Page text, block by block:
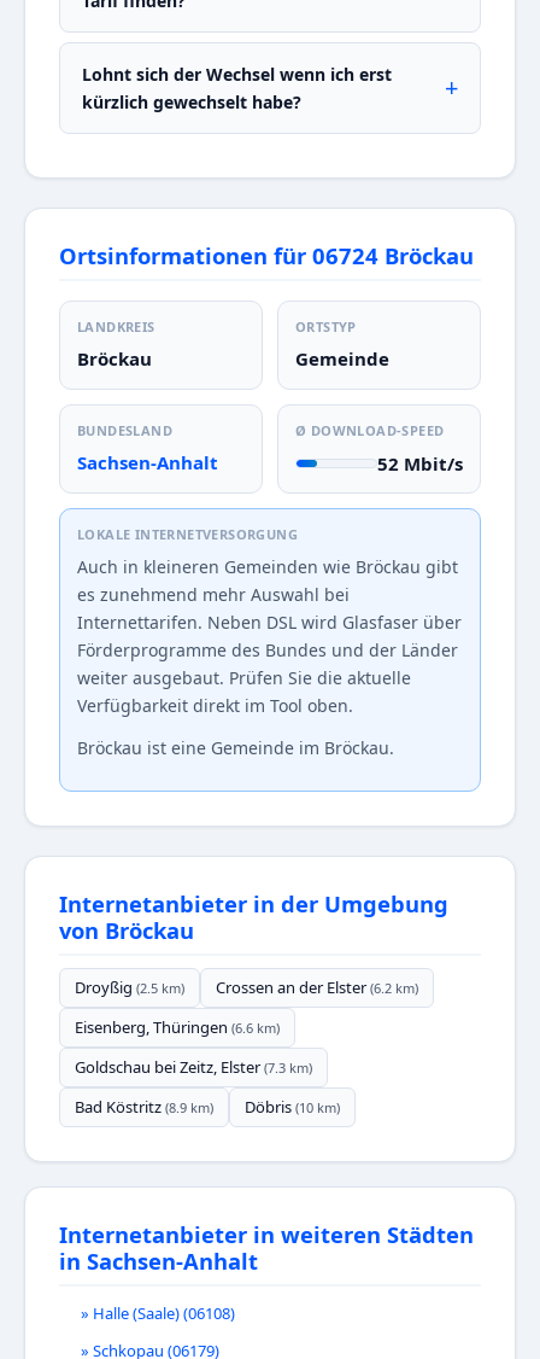
Lohnt sich der Wechsel wenn ich erst
kürzlich gewechselt habe?
Ortsinformationen für 06724 Bröckau
LANDKREIS
Bröckau
ORTSTYP
Gemeinde
BUNDESLAND
Sachsen-Anhalt
Ø DOWNLOAD-SPEED
52 Mbit/s
LOKALE INTERNETVERSORGUNG
Auch in kleineren Gemeinden wie Bröckau gibt
es zunehmend mehr Auswahl bei
Internettarifen. Neben DSL wird Glasfaser über
Förderprogramme des Bundes und der Länder
weiter ausgebaut. Prüfen Sie die aktuelle
Verfügbarkeit direkt im Tool oben.
Bröckau ist eine Gemeinde im Bröckau.
Internetanbieter in der Umgebung
von Bröckau
Droyßig (2.5 km) Crossen an der Elster(6.2 km)
Eisenberg, Thüringen (6.6 km)
Goldschau bei Zeitz, Elster(7.3 km)
Bad Köstritz (8.9 km) Döbris (10 km)
Internetanbieter in weiteren Städten
in Sachsen-Anhalt
» Halle (Saale) (06108)
» Schkopau (06179)